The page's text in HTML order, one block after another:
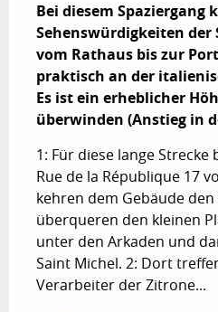
Bei diesem Spaziergang
Sehenswürdigkeiten der
vom Rathaus bis zur
praktisch an der
Es ist ein erheblicher
überwinden (Anstieg in
1: Für diese lange
Rue de la République 17
kehren dem Gebäude den
überqueren den kleinen
unter den Arkaden und
Saint Michel. 2: Dort
Verarbeiter der Zitrone...